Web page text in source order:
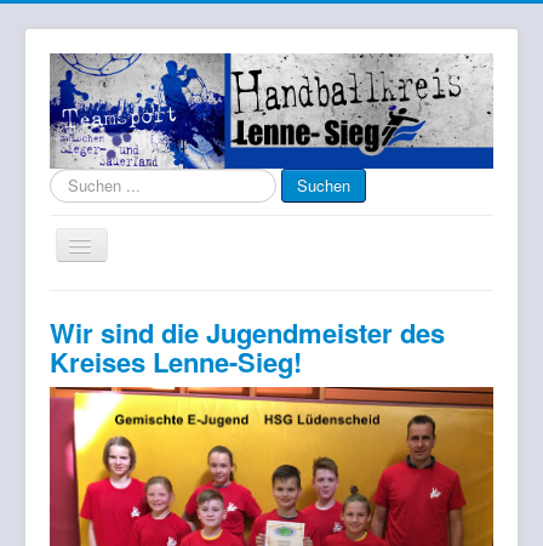
Suche
nach
Suchen
Toggle
Navigation
Aktuelles
Vorstand
Amtliche Mitteilungen
Lehrwesen
Jugend
Wir sind die Jugendmeister des
Kreises Lenne-Sieg!